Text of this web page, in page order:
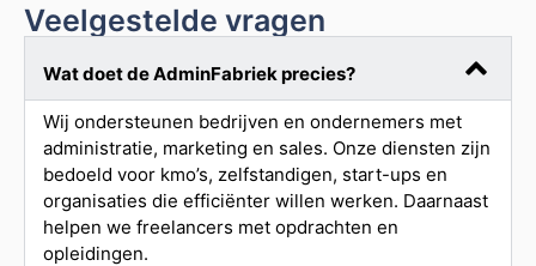
Veelgestelde vragen
Wat doet de AdminFabriek precies?
Wij ondersteunen bedrijven en ondernemers met
administratie, marketing en sales. Onze diensten zijn
bedoeld voor kmo’s, zelfstandigen, start-ups en
organisaties die efficiënter willen werken. Daarnaast
helpen we freelancers met opdrachten en
opleidingen.